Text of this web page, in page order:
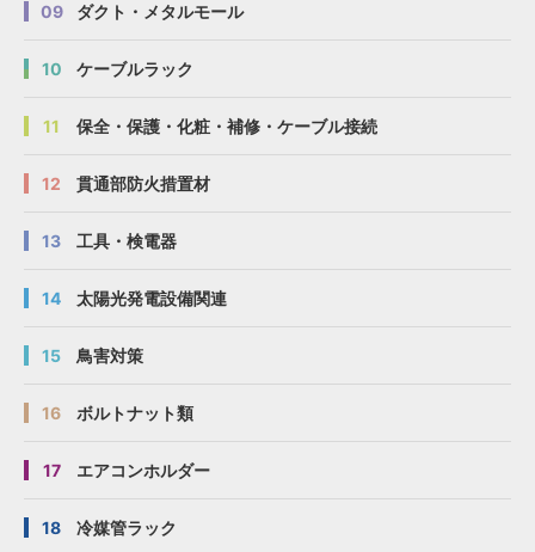
09 ダクト・メタルモール
10 ケーブルラック
11 保全・保護・化粧・補修・ケーブル接続
12 貫通部防火措置材
13 工具・検電器
14 太陽光発電設備関連
15 鳥害対策
16 ボルトナット類
17 エアコンホルダー
18 冷媒管ラック